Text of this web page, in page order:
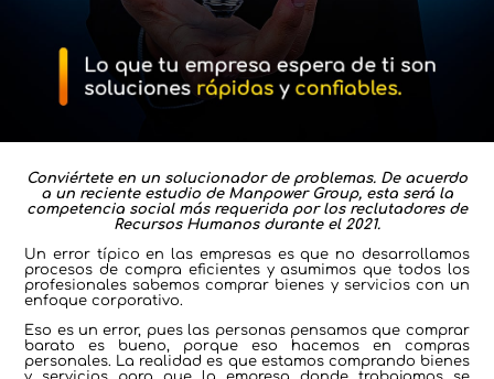
Conviértete en un solucionador de problemas. De acuerdo
a un reciente estudio de Manpower Group, esta será la
competencia social más requerida por los reclutadores de
Recursos Humanos durante el 2021.
Un error típico en las empresas es que no desarrollamos
procesos de compra eficientes y asumimos que todos los
profesionales sabemos comprar bienes y servicios con un
enfoque corporativo.
Eso es un error, pues las personas pensamos que comprar
barato es bueno, porque eso hacemos en compras
personales. La realidad es que estamos comprando bienes